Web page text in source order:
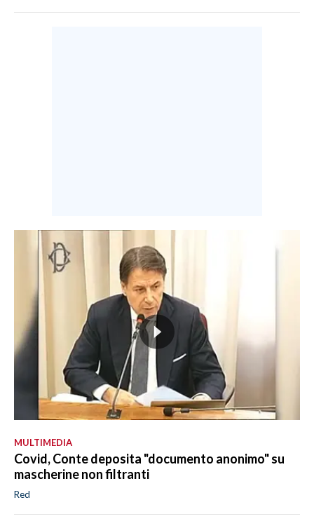
MULTIMEDIA
Covid, Conte deposita "documento anonimo" su
mascherine non filtranti
Red